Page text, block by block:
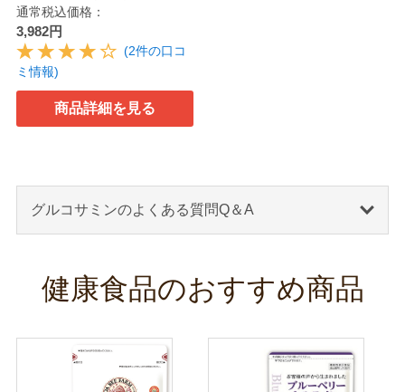
通常税込価格：
3,982円
(2件の口コ
ミ情報)
商品詳細を見る
グルコサミンのよくある質問Q＆A
健康食品のおすすめ商品